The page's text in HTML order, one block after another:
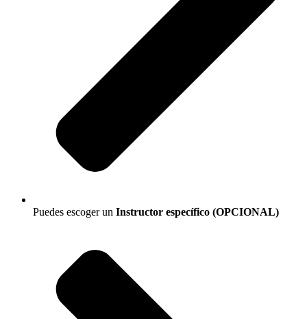
Puedes escoger un Instructor específico (OPCIONAL)